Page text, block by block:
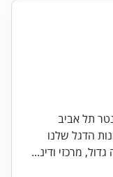
תל אביב
הדגל שלנו
מרכזי ודינ...